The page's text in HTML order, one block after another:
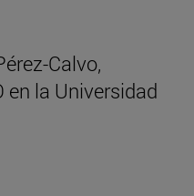
Calvo,
en la Universidad